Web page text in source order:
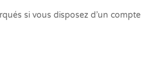
si vous disposez d’un compte